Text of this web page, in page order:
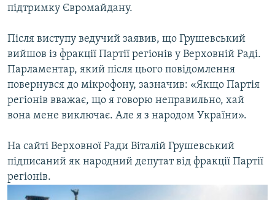
підтримку Євромайдану.
Після виступу ведучий заявив, що Грушевський
вийшов із фракції Партії регіонів у Верховній Раді.
Парламентар, який після цього повідомлення
повернувся до мікрофону, зазначив: «Якщо Партія
регіонів вважає, що я говорю неправильно, хай
вона мене виключає. Але я з народом України».
На сайті Верховної Ради Віталій Грушевський
підписаний як народний депутат від фракції Партії
регіонів.